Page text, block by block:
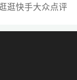
逛快手大众点评